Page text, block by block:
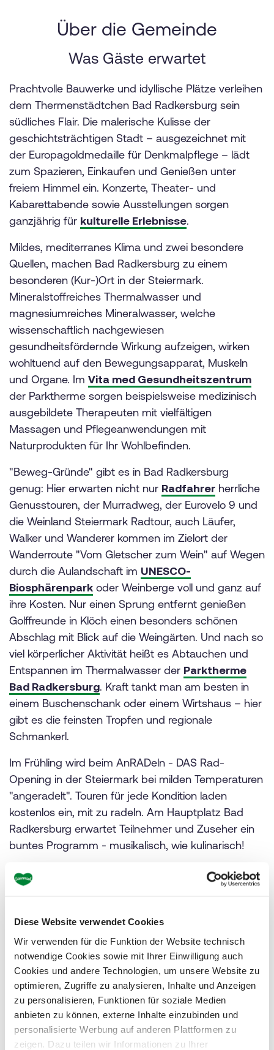
Diese Website verwendet Cookies
Wir verwenden für die Funktion der Website technisch
notwendige Cookies sowie mit Ihrer Einwilligung auch
Cookies und andere Technologien, um unsere Website zu
optimieren, Zugriffe zu analysieren, Inhalte und Anzeigen
zu personalisieren, Funktionen für soziale Medien
anbieten zu können, externe Inhalte einzubinden und
personalisierte Werbung auf anderen Plattformen zu
zeigen. Dazu teilen wir Informationen zu Ihrer
Über die Gemeinde
Was Gäste erwartet
Prachtvolle Bauwerke und idyllische Plätze verleihen
dem Thermenstädtchen Bad Radkersburg sein
südliches Flair. Die malerische Kulisse der
geschichtsträchtigen Stadt – ausgezeichnet mit
der Europagoldmedaille für Denkmalpflege – lädt
zum Spazieren, Einkaufen und Genießen unter
freiem Himmel ein. Konzerte, Theater- und
Kabarettabende sowie Ausstellungen sorgen
ganzjährig für kulturelle Erlebnisse.
Mildes, mediterranes Klima und zwei besondere
Quellen, machen Bad Radkersburg zu einem
besonderen (Kur-)Ort in der Steiermark.
Mineralstoffreiches Thermalwasser und
magnesiumreiches Mineralwasser, welche
wissenschaftlich nachgewiesen
gesundheitsfördernde Wirkung aufzeigen, wirken
wohltuend auf den Bewegungsapparat, Muskeln
und Organe. Im Vita med Gesundheitszentrum
der Parktherme sorgen beispielsweise medizinisch
ausgebildete Therapeuten mit vielfältigen
Massagen und Pflegeanwendungen mit
Naturprodukten für Ihr Wohlbefinden.
"Beweg-Gründe" gibt es in Bad Radkersburg
genug: Hier erwarten nicht nur Radfahrer herrliche
Genusstouren, der Murradweg, der Eurovelo 9 und
die Weinland Steiermark Radtour, auch Läufer,
Walker und Wanderer kommen im Zielort der
Wanderroute "Vom Gletscher zum Wein" auf Wegen
durch die Aulandschaft im UNESCO-
Biosphärenpark oder Weinberge voll und ganz auf
ihre Kosten. Nur einen Sprung entfernt genießen
Golffreunde in Klöch einen besonders schönen
Abschlag mit Blick auf die Weingärten. Und nach so
viel körperlicher Aktivität heißt es Abtauchen und
Entspannen im Thermalwasser der Parktherme
Bad Radkersburg. Kraft tankt man am besten in
einem Buschenschank oder einem Wirtshaus – hier
gibt es die feinsten Tropfen und regionale
Schmankerl.
Im Frühling wird beim AnRADeln - DAS Rad-
Opening in der Steiermark bei milden Temperaturen
"angeradelt". Touren für jede Kondition laden
kostenlos ein, mit zu radeln. Am Hauptplatz Bad
Radkersburg erwartet Teilnehmer und Zuseher ein
buntes Programm - musikalisch, wie kulinarisch!
Einblicke in die
Impressionen